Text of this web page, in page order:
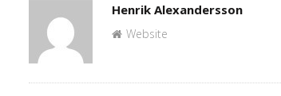
Author
Henrik Alexandersson
Website